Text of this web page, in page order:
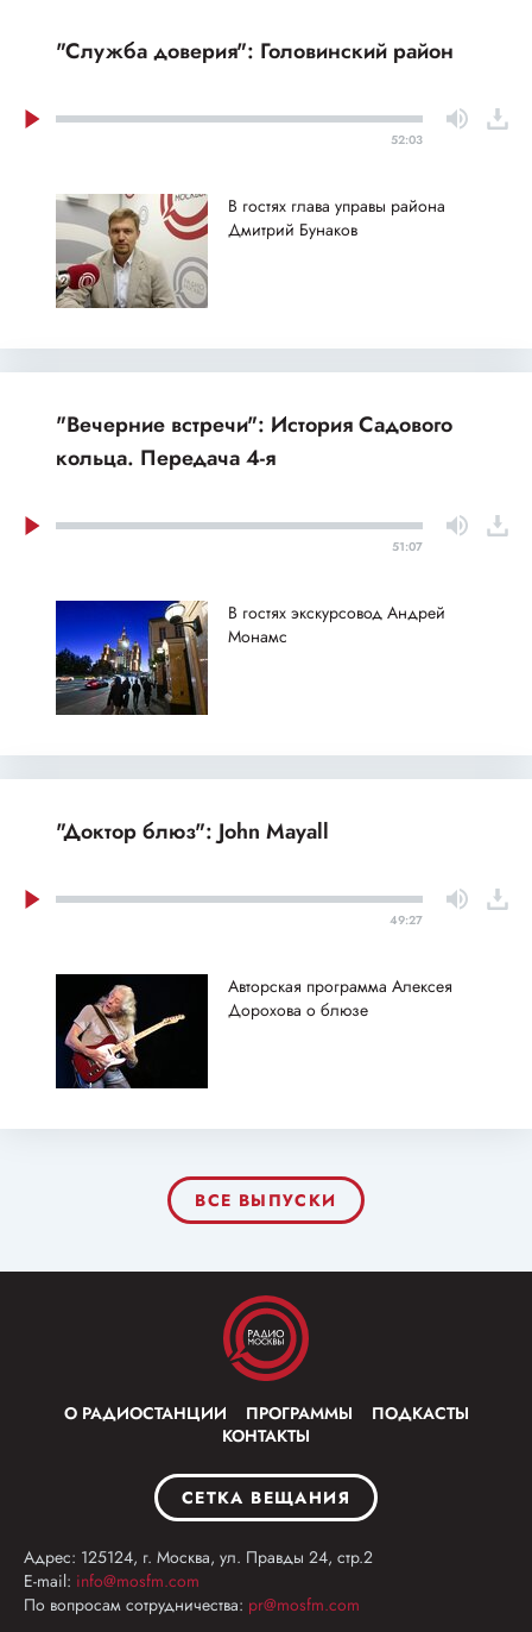
"Служба доверия": Головинский район
52:03
В гостях глава управы района
Дмитрий Бунаков
"Вечерние встречи": История Садового
кольца. Передача 4-я
51:07
В гостях экскурсовод Андрей
Монамс
"Доктор блюз": John Mayall
49:27
Авторская программа Алексея
Дорохова о блюзе
ВСЕ ВЫПУСКИ
О РАДИОСТАНЦИИ ПРОГРАММЫ
ПОДКАСТЫ
КОНТАКТЫ
СЕТКА ВЕЩАНИЯ
Адрес: 125124, г. Москва, ул. Правды 24, стр.2
E-mail: info@mosfm.com
По вопросам сотрудничества: pr@mosfm.com